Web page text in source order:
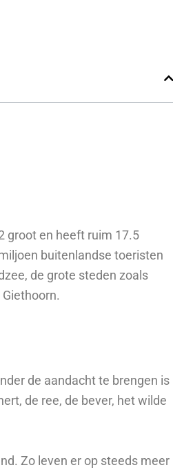
groot en heeft ruim 17.5
buitenlandse toeristen
de grote steden zoals
de aandacht te brengen is
de ree, de bever, het wilde
Zo leven er op steeds meer